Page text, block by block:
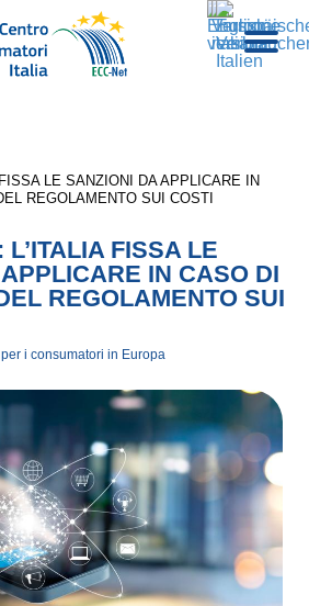
LE SANZIONI DA APPLICARE IN
REGOLAMENTO SUI COSTI
FISSA LE
IN CASO DI
REGOLAMENTO SUI
i consumatori in Europa